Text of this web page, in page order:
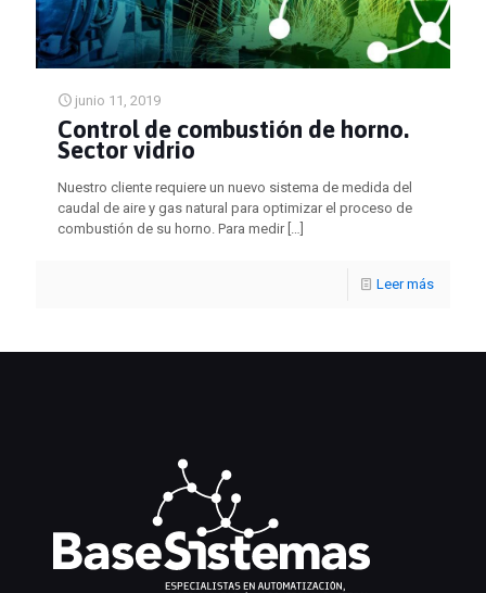
junio 11, 2019
Control de combustión de horno.
Sector vidrio
Nuestro cliente requiere un nuevo sistema de medida del
caudal de aire y gas natural para optimizar el proceso de
combustión de su horno. Para medir[…]
Leer más